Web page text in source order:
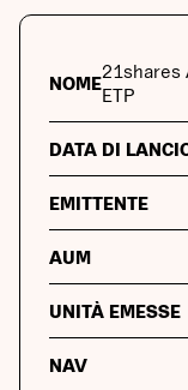
NOME
21shares
ETP
DATA DI
EMITTENTE
AUM
UNITÀ EMESSE
NAV